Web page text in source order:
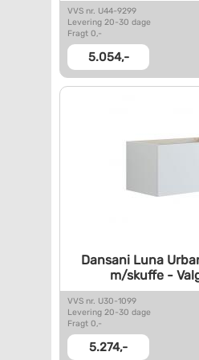
VVS nr. U44-9299
Levering 20-30 dage
Fragt 0,-
5.054,-
Dansani Luna
m/skuffe -
VVS nr. U30-1099
Levering 20-30 dage
Fragt 0,-
5.274,-